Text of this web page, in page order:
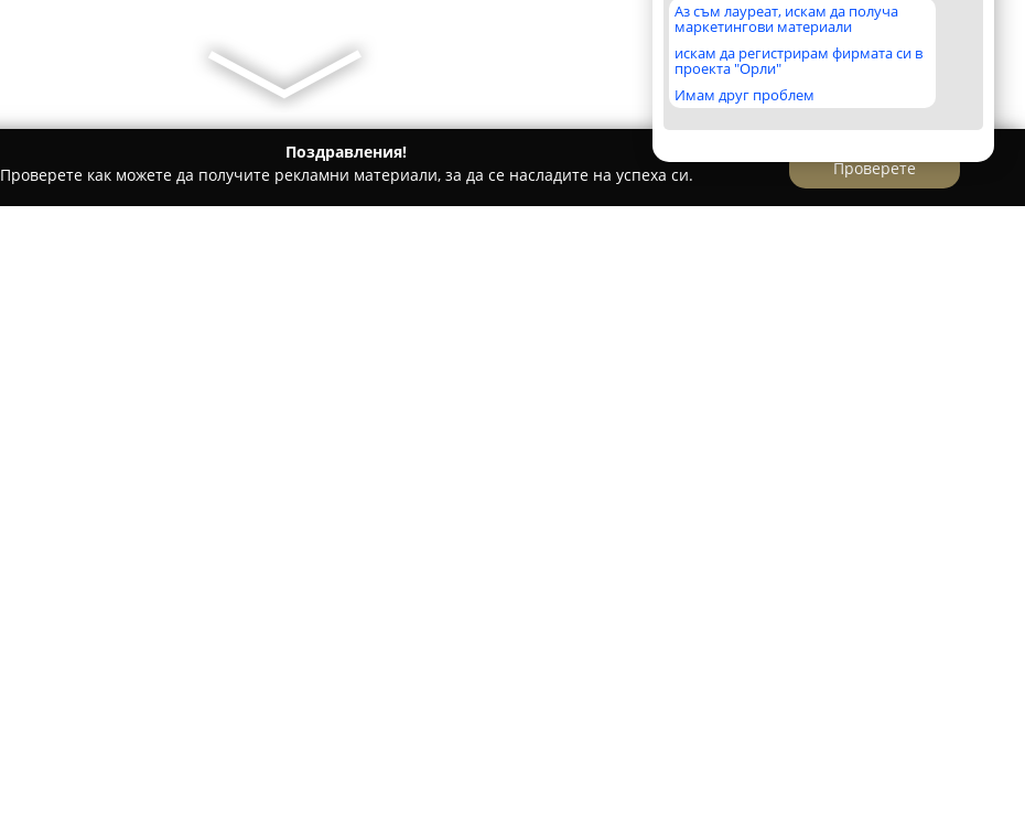
Аз съм лауреат, искам да получа
маркетингови материали
искам да регистрирам фирмата си в
проекта "Орли"
Имам друг проблем
Поздравления!
Проверете как можете да получите рекламни материали, за да се насладите на успеха си.
Проверете